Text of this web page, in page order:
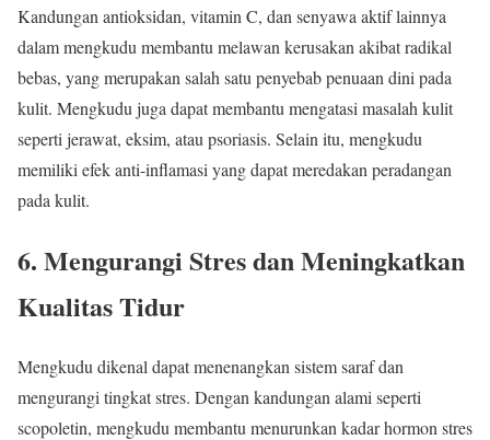
Kandungan antioksidan, vitamin C, dan senyawa aktif lainnya
dalam mengkudu membantu melawan kerusakan akibat radikal
bebas, yang merupakan salah satu penyebab penuaan dini pada
kulit. Mengkudu juga dapat membantu mengatasi masalah kulit
seperti jerawat, eksim, atau psoriasis. Selain itu, mengkudu
memiliki efek anti-inflamasi yang dapat meredakan peradangan
pada kulit.
6. Mengurangi Stres dan Meningkatkan
Kualitas Tidur
Mengkudu dikenal dapat menenangkan sistem saraf dan
mengurangi tingkat stres. Dengan kandungan alami seperti
scopoletin, mengkudu membantu menurunkan kadar hormon stres